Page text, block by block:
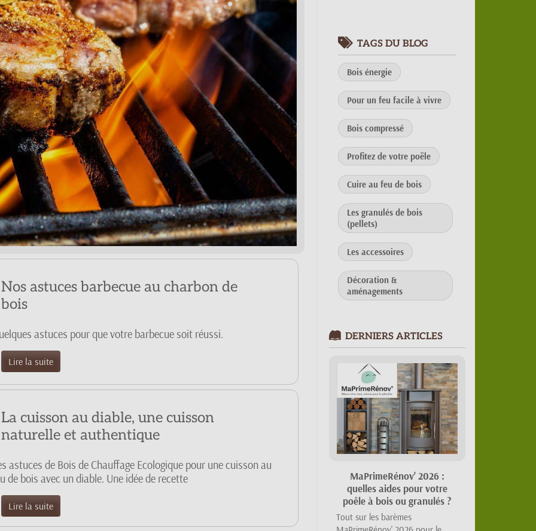
Nos astuces barbecue au charbon de
bois
astuces pour que votre barbecue soit réussi.
Lire la suite
La cuisson au diable, une cuisson
naturelle et authentique
astuces de Bois de Chauffage Ecologique pour une cuisson au
de bois avec un diable. Une idée de recette
Lire la suite
TAGS DU BLOG
Bois énergie
Pour un feu facile à vivre
Bois compressé
Profitez de votre poële
Cuire au feu de bois
Les granulés de bois
(pellets)
Les accessoires
Décoration &
aménagements
DERNIERS ARTICLES
Certifications et Normes
pour Poêles à Bois
Découvrez pourquoi choisir un
poêle certifié vous garantit